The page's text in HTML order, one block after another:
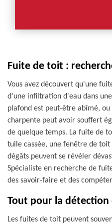
Fuite de toit :
Vous avez découvert qu'une
d'une infiltration d'eau dans
plafond est peut-être abîmé,
charpente peut avoir souffert
de quelque temps. La fuite de
tuile cassée, une fenêtre de
dégâts peuvent se révéler
Spécialiste en recherche de
des savoir-faire et des
Tout pour la
Les fuites de toit peuvent